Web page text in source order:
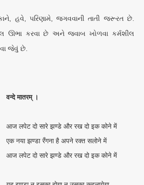
હવે, પરિણામે, જગવવાની તાતી જરૂરત છે.
કરવા છે અને જવાબ ખોળવા કર્મશીલ
જેવું છે.
वन्दे मातरम् ।
आज लपेट दो सारे झण्डे और रख दो इक कोने में
एक नया झण्डा रँगना है अपने रक्त सलोने में
आज लपेट दो सारे झण्डे और रख दो इक कोने में